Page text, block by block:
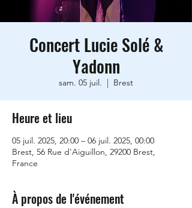
Concert Lucie Solé &
Yadonn
sam. 05 juil.
  |
Brest
Heure et lieu
05 juil. 2025, 20:00 – 06 juil. 2025, 00:00
Brest, 56 Rue d'Aiguillon, 29200 Brest,
France
À propos de l'événement